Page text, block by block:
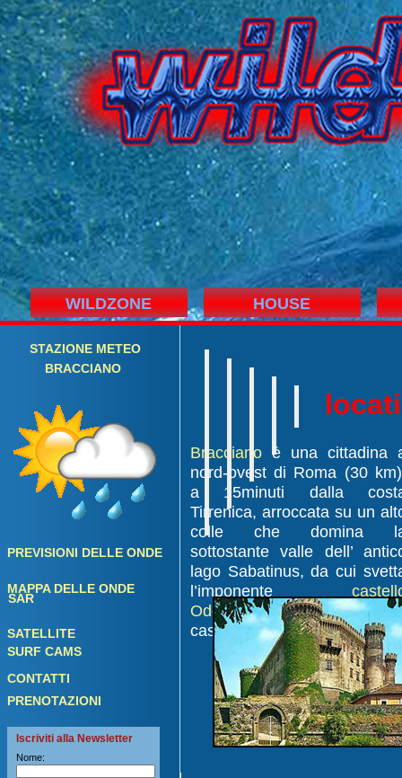
WILDZONE HOUSE
Iscriviti alla Newsletter
Nome:
PREVISIONI DELLE ONDE
SURF CAMS
MAPPA DELLE ONDE
CONTATTI
PRENOTAZIONI
SATELLITE
SAR
STAZIONE METEO
BRACCIANO
Bracciano è una cittadina
nord-ovest di Roma (30
a 15minuti dalla
Tirrenica, arroccata su un
colle che domina
sottostante valle dell’
lago Sabatinus, da cui
l’imponente
Odescalchi, uno dei più
castelli europei.